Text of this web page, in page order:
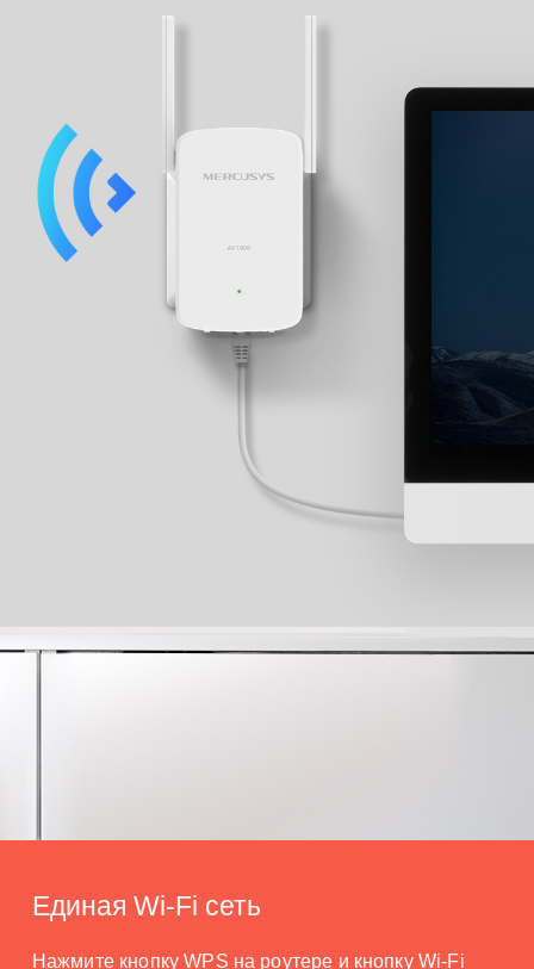
Единая Wi-Fi сеть
Нажмите кнопку WPS на роутере и кнопку Wi-Fi